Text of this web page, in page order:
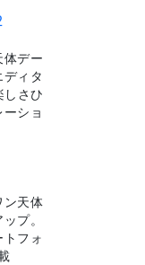
デー
ィタ
しさひ
ショ
ン天体
プ。
フォ